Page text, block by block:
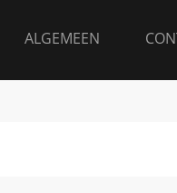
ALGEMEEN